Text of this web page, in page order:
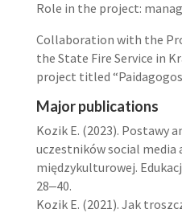
Role in the project:
Collaboration with the
the State Fire Service in
project titled “Paidagogos
Major publications
Kozik E. (2023). Postawy
uczestników social media
międzykulturowej.
28‒40.
Kozik E. (2021). Jak